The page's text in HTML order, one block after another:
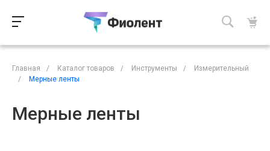
Главная / Каталог товаров / Инструменты /
Измерительный
/
Мерные ленты
Мерные ленты